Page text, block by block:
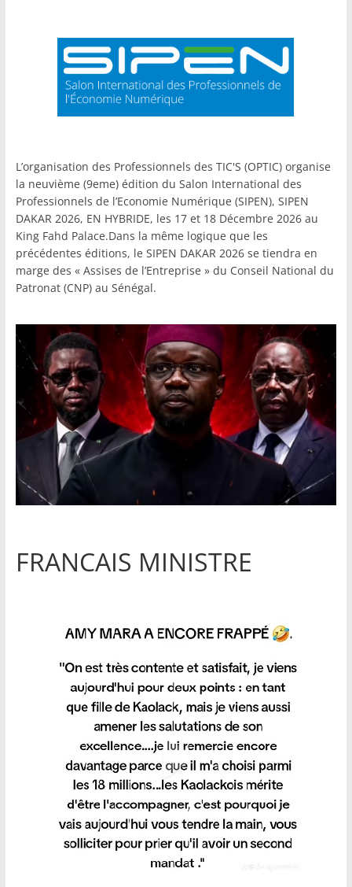
L’organisation des Professionnels des TIC'S (OPTIC) organise
la neuvième (9eme) édition du Salon International des
Professionnels de l’Economie Numérique (SIPEN), SIPEN
DAKAR 2026, EN HYBRIDE, les 17 et 18 Décembre 2026 au
King Fahd Palace.Dans la même logique que les
précédentes éditions, le SIPEN DAKAR 2026 se tiendra en
marge des « Assises de l’Entreprise » du Conseil National du
Patronat (CNP) au Sénégal.
FRANCAIS MINISTRE